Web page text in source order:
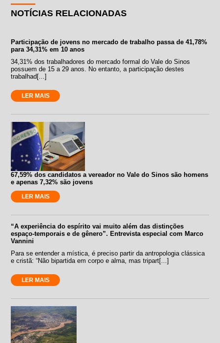
NOTÍCIAS RELACIONADAS
Participação de jovens no mercado de trabalho passa de 41,78%
para 34,31% em 10 anos
34,31% dos trabalhadores do mercado formal do Vale do Sinos
possuem de 15 a 29 anos. No entanto, a participação destes
trabalhad[...]
LER MAIS
67,59% dos candidatos a vereador no Vale do Sinos são homens
e apenas 7,32% são jovens
LER MAIS
“A experiência do espírito vai muito além das distinções
espaço-temporais e de gênero”. Entrevista especial com Marco
Vannini
Para se entender a mística, é preciso partir da antropologia clássica
e cristã: “Não bipartida em corpo e alma, mas tripart[...]
LER MAIS